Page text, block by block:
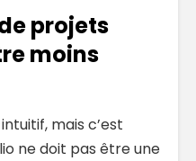
projets
moins
mais c’est
ne doit pas être une